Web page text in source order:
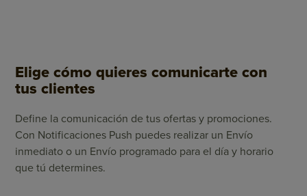
Elige cómo quieres comunicarte con
tus clientes
Define la comunicación de tus ofertas y promociones.
Con Notificaciones Push puedes realizar un Envío
inmediato o un Envío programado para el día y horario
que tú determines.